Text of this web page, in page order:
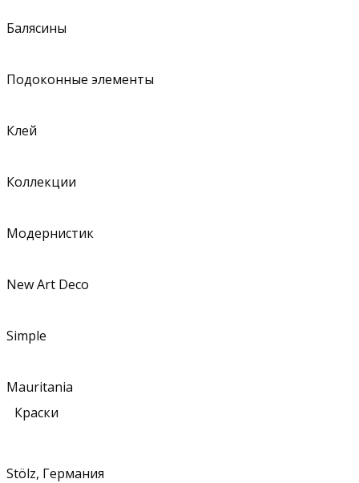
Балясины
Подоконные элементы
Клей
Коллекции
Модернистик
New Art Deco
Simple
Mauritania
Краски
Stölz, Германия